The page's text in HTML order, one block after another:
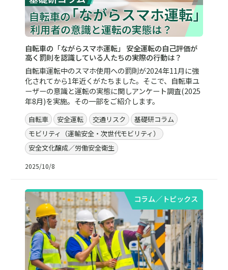
自転車の「ながらスマホ運転」 安全運転の自己評価が
高く罰則を認識している人たちの実際の行動は？
自転車運転中のスマホ使用への罰則が2024年11月に強
化されてから1年近くがたちました。そこで、自転車ユ
ーザーの意識と運転の実態に関しアンケート調査(2025
年8月)を実施。その一部をご紹介します。
自転車 安全運転 交通リスク
基礎研コラム
モビリティ（運輸安全・次世代モビリティ）
安全文化醸成／労働安全衛生
2025/10/8
コラム／トピックス